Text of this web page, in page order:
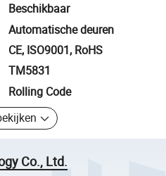
Beschikbaar
Automatische deuren
CE, ISO9001, RoHS
TM5831
Rolling Code
Co., Ltd.